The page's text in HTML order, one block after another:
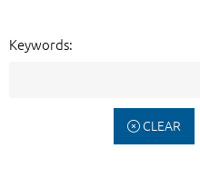
Keywords:
CLEAR